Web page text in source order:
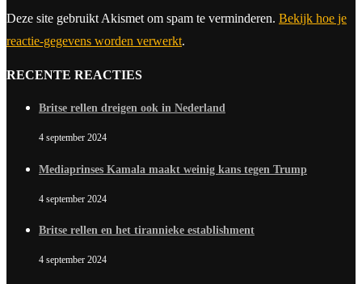
Deze site gebruikt Akismet om spam te verminderen. Bekijk hoe je
reactie-gegevens worden verwerkt.
RECENTE REACTIES
Britse rellen dreigen ook in Nederland
4 september 2024
Mediaprinses Kamala maakt weinig kans tegen Trump
4 september 2024
Britse rellen en het tirannieke establishment
4 september 2024